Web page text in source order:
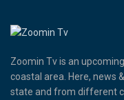
Zoomin Tv is an
coastal area. Here, news
state and from different